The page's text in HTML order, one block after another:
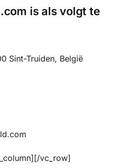
is als volgt te
Sint-Truiden, België
vc_row]